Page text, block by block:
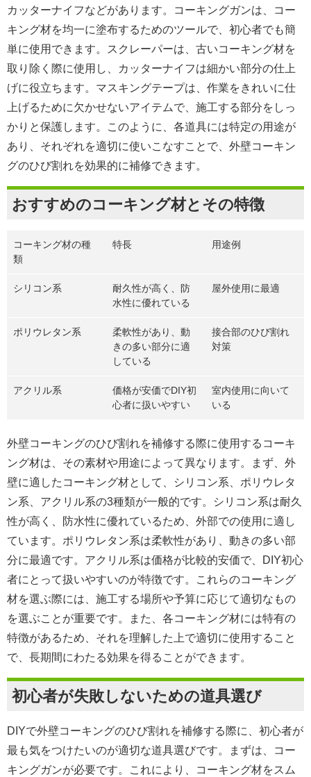
カッターナイフなどがあります。コーキングガンは、コー
キング材を均一に塗布するためのツールで、初心者でも簡
単に使用できます。スクレーパーは、古いコーキング材を
取り除く際に使用し、カッターナイフは細かい部分の仕上
げに役立ちます。マスキングテープは、作業をきれいに仕
上げるために欠かせないアイテムで、施工する部分をしっ
かりと保護します。このように、各道具には特定の用途が
あり、それぞれを適切に使いこなすことで、外壁コーキン
グのひび割れを効果的に補修できます。
おすすめのコーキング材とその特徴
コーキング材の種
類
特長 用途例
シリコン系
耐久性が高く、防
水性に優れている
屋外使用に最適
ポリウレタン系
柔軟性があり、動
きの多い部分に適
している
接合部のひび割れ
対策
アクリル系
価格が安価でDIY初
心者に扱いやすい
室内使用に向いて
いる
外壁コーキングのひび割れを補修する際に使用するコーキ
ング材は、その素材や用途によって異なります。まず、外
壁に適したコーキング材として、シリコン系、ポリウレタ
ン系、アクリル系の3種類が一般的です。シリコン系は耐久
性が高く、防水性に優れているため、外部での使用に適し
ています。ポリウレタン系は柔軟性があり、動きの多い部
分に最適です。アクリル系は価格が比較的安価で、DIY初心
者にとって扱いやすいのが特徴です。これらのコーキング
材を選ぶ際には、施工する場所や予算に応じて適切なもの
を選ぶことが重要です。また、各コーキング材には特有の
特徴があるため、それを理解した上で適切に使用すること
で、長期間にわたる効果を得ることができます。
初心者が失敗しないための道具選び
DIYで外壁コーキングのひび割れを補修する際に、初心者が
最も気をつけたいのが適切な道具選びです。まずは、コー
キングガンが必要です。これにより、コーキング材をスム